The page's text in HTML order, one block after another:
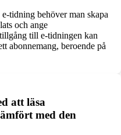
tidning behöver man skapa
och ange
till e-tidningen kan
abonnemang, beroende på
att läsa
med den